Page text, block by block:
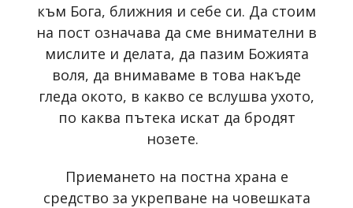
към Бога, ближния и себе си. Да стоим
на пост означава да сме внимателни в
мислите и делата, да пазим Божията
воля, да внимаваме в това накъде
гледа окото, в какво се вслушва ухото,
по каква пътека искат да бродят
нозете.
Приемането на постна храна е
средство за укрепване на човешката